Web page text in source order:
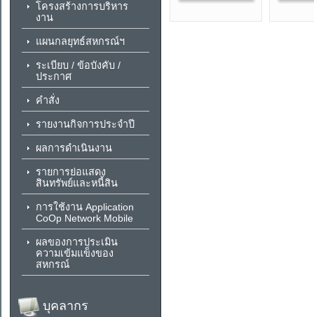
โครงสร้างการบริหาร
งาน
แผนกลยุทธ์สหกรณ์ฯ
ระเบียบ / ข้อบังคับ /
ประกาศ
คำสั่ง
รายงานกิจการประจำปี
ผลการดำเนินงาน
รายการย่อแสดง
สินทรัพย์และหนี้สิน
การใช้งาน Application
CoOp Network Mobile
ผลของการประเมิน
ความเข้มแข็งของ
สหกรณ์
บุคลากร